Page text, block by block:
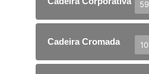
59
Cadeira Cromada 10